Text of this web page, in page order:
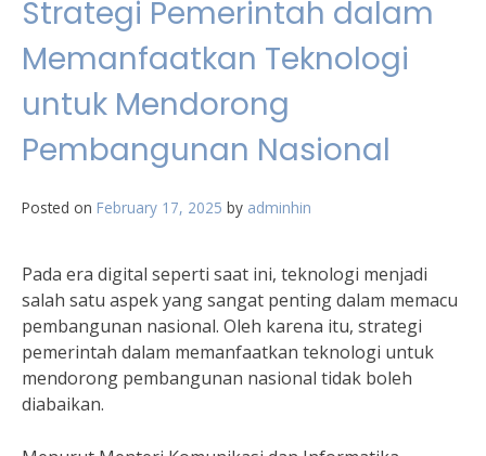
Strategi Pemerintah dalam
Memanfaatkan Teknologi
untuk Mendorong
Pembangunan Nasional
Posted on February 17, 2025 by adminhin
Pada era digital seperti saat ini, teknologi menjadi
salah satu aspek yang sangat penting dalam memacu
pembangunan nasional. Oleh karena itu, strategi
pemerintah dalam memanfaatkan teknologi untuk
mendorong pembangunan nasional tidak boleh
diabaikan.